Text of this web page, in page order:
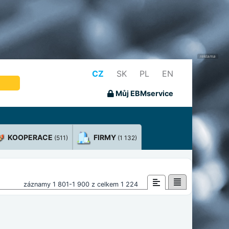
CZ SK PL EN
Můj EBMservice
KOOPERACE (511) FIRMY (1 132)
záznamy 1 801-1 900 z celkem 1 224